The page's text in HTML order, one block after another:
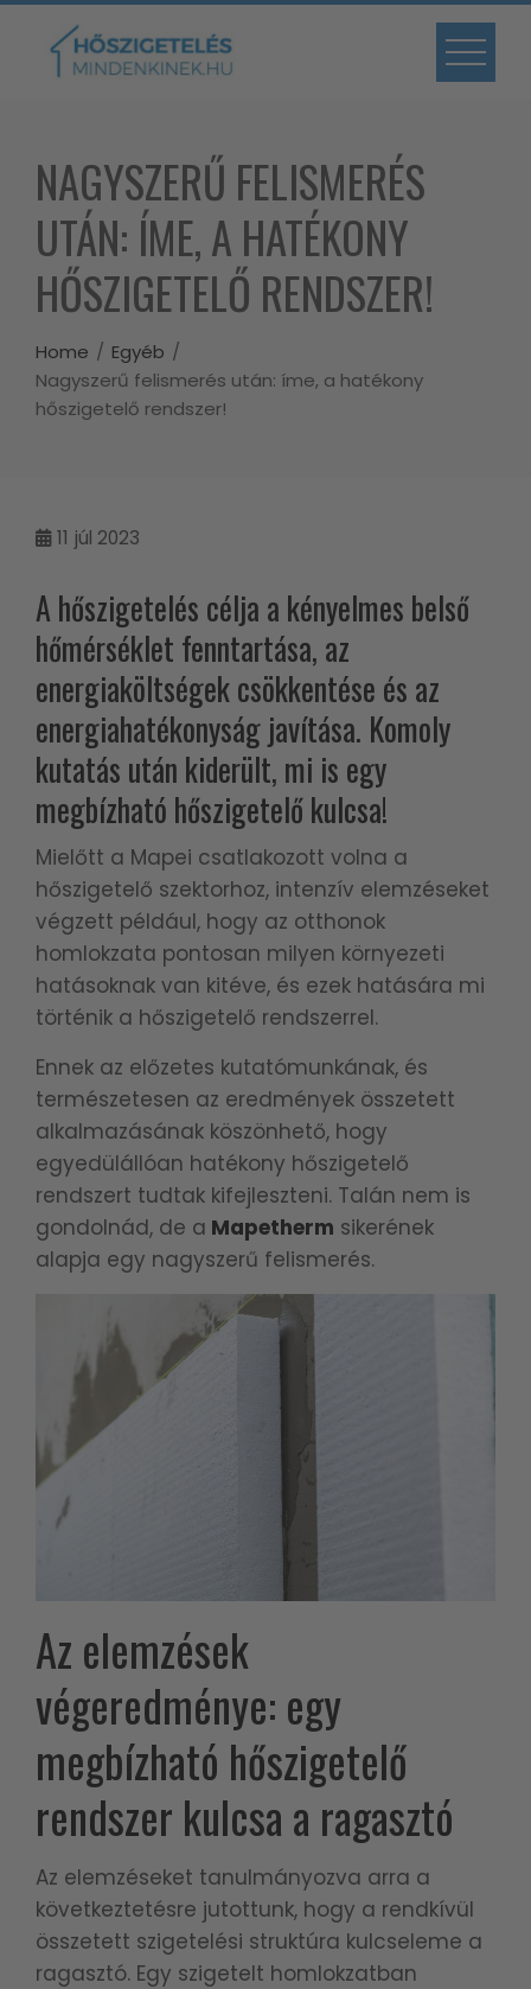
Skip
content
NAGYSZERŰ FELISMERÉS
UTÁN: ÍME, A HATÉKONY
HŐSZIGETELŐ RENDSZER!
Home
Egyéb
Nagyszerű felismerés után: íme, a hatékony
hőszigetelő rendszer!
11 júl 2023
A hőszigetelés célja a kényelmes belső
hőmérséklet fenntartása, az
energiaköltségek csökkentése és az
energiahatékonyság javítása. Komoly
kutatás után kiderült, mi is egy
megbízható hőszigetelő kulcsa!
Mielőtt a Mapei csatlakozott volna a
hőszigetelő szektorhoz, intenzív elemzéseket
végzett például, hogy az otthonok
homlokzata pontosan milyen környezeti
hatásoknak van kitéve, és ezek hatására mi
történik a hőszigetelő rendszerrel.
Ennek az előzetes kutatómunkának, és
természetesen az eredmények összetett
alkalmazásának köszönhető, hogy
egyedülállóan hatékony hőszigetelő
rendszert tudtak kifejleszteni. Talán nem is
gondolnád, de a Mapetherm sikerének
alapja egy nagyszerű felismerés.
Az elemzések
végeredménye: egy
megbízható hőszigetelő
rendszer kulcsa a ragasztó
Az elemzéseket tanulmányozva arra a
következtetésre jutottunk, hogy a rendkívül
összetett szigetelési struktúra kulcseleme a
ragasztó. Egy szigetelt homlokzatban